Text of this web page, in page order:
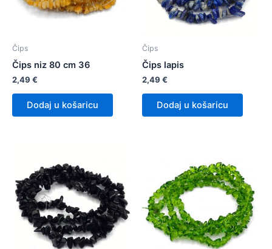
Čips
Čips niz 80 cm 36
2,49 €
Dodaj u košaricu
Čips
Čips lapis
2,49 €
Dodaj u košaricu